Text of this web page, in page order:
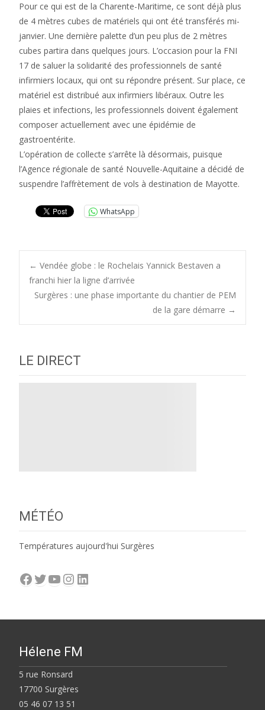
Pour ce qui est de la Charente-Maritime, ce sont déjà plus
de 4 mètres cubes de matériels qui ont été transférés mi-
janvier. Une dernière palette d’un peu plus de 2 mètres
cubes partira dans quelques jours. L’occasion pour la FNI
17 de saluer la solidarité des professionnels de santé
infirmiers locaux, qui ont su répondre présent. Sur place, ce
matériel est distribué aux infirmiers libéraux. Outre les
plaies et infections, les professionnels doivent également
composer actuellement avec une épidémie de
gastroentérite.
L’opération de collecte s’arrête là désormais, puisque
l’Agence régionale de santé Nouvelle-Aquitaine a décidé de
suspendre l’affrètement de vols à destination de Mayotte.
WhatsApp
Post
navigation
← Vendée globe : le Rochelais Yannick Bestaven a
franchi hier la ligne d’arrivée
Surgères : une phase importante du chantier de PEM
de la gare démarre →
LE DIRECT
MÉTÉO
Températures aujourd'hui Surgères
Facebook
Twitter
YouTube
Instagram
LinkedIn
Hélene FM
5 rue Ronsard
17700 Surgères
05 46 07 13 51